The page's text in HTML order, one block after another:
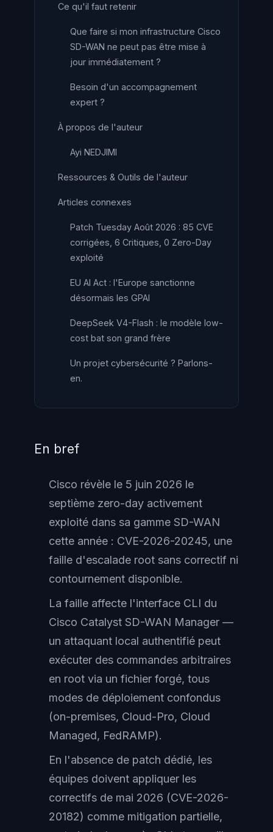
Ce qu'il faut retenir
Que faire si mon infrastructure Cisco
SD-WAN ne peut pas être mise à
jour immédiatement ?
Besoin d'un accompagnement
expert ?
À propos de l'auteur
Ayi NEDJIMI
Ressources & Outils de l'auteur
Articles connexes
Patch Tuesday Août 2026 : 85 CVE
corrigées, 6 Critiques, 0 Zero-Day
exploité
EU AI Act : l'Europe sanctionne
désormais les GPAI
DeepSeek V4-Flash : le modèle low-
cost bat son grand frère
Un projet cybersécurité ? Parlons-
en.
En bref
Cisco révèle le 5 juin 2026 le
septième zero-day activement
exploité dans sa gamme SD-WAN
cette année : CVE-2026-20245, une
faille d'escalade root sans correctif ni
contournement disponible.
La faille affecte l'interface CLI du
Cisco Catalyst SD-WAN Manager —
un attaquant local authentifié peut
exécuter des commandes arbitraires
en root via un fichier forgé, tous
modes de déploiement confondus
(on-premises, Cloud-Pro, Cloud
Managed, FedRAMP).
En l'absence de patch dédié, les
équipes doivent appliquer les
correctifs de mai 2026 (CVE-2026-
20182) comme mitigation partielle,